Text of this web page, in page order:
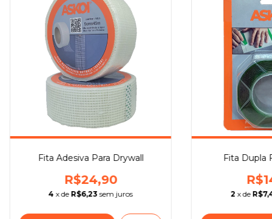
Fita Adesiva Para Drywall
R$24,90
4 x de R$6,23 sem juros
Fita Dupla
2 x de